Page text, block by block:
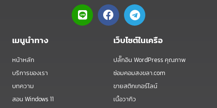
L
i
n
F
a
c
o
o
k
T
e
l
e
r
a
m
เมนูนำทาง
หน้าหลัก
บริการของเรา
บทความ
สอน Windows 11
เว็บไซต์ในเครือ
ปลั๊กอิน WordPress คุณภาพ
ซ่อมคอมสงขลา.com
ขายสติกเกอร์ไลน์
เนื้อวากิว